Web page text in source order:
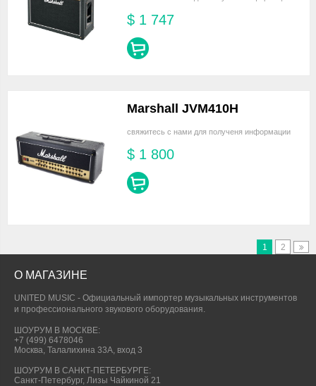
$ 1 747
Marshall JVM410H
свяжитесь с нами для полученя информации
$ 1 800
1 2
О МАГАЗИНЕ
UNITED MUSIC - Официальный импортер музыкальных инструментов
и профессионального звукового оборудования.
ШОУРУМ В МОСКВЕ:
+7 (499) 6478046
Москва, Талалихина 33А, вход 3
ШОУРУМ В САНКТ-ПЕТЕРБУРГЕ:
Санкт-Петербург, Лизы Чайкиной 21